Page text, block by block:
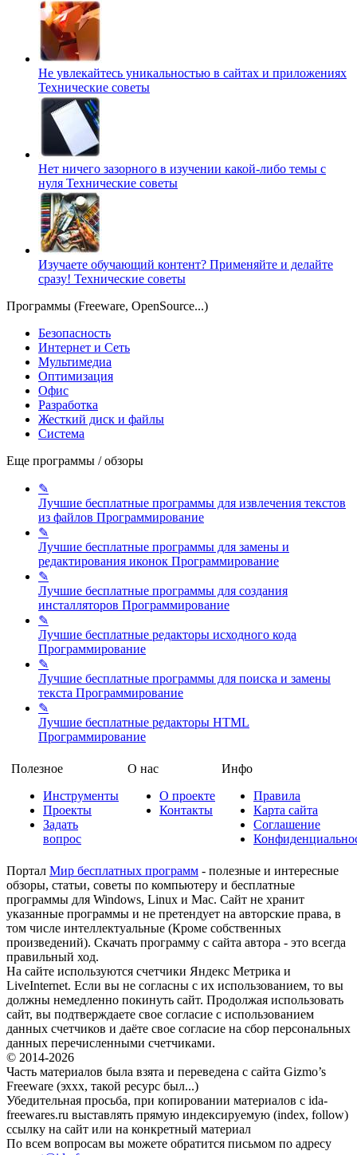
Не увлекайтесь уникальностью в сайтах и приложениях
Технические советы
Нет ничего зазорного в изучении какой-либо темы с
нуля Технические советы
Изучаете обучающий контент? Применяйте и делайте
сразу! Технические советы
Программы (Freeware, OpenSource...)
Безопасность
Интернет и Сеть
Мультимедиа
Оптимизация
Офис
Разработка
Жесткий диск и файлы
Система
Еще программы / обзоры
✎
Лучшие бесплатные программы для извлечения текстов
из файлов Программирование
✎
Лучшие бесплатные программы для замены и
редактирования иконок Программирование
✎
Лучшие бесплатные программы для создания
инсталляторов Программирование
✎
Лучшие бесплатные редакторы исходного кода
Программирование
✎
Лучшие бесплатные программы для поиска и замены
текста Программирование
✎
Лучшие бесплатные редакторы HTML
Программирование
Полезное
Инструменты
Проекты
Задать
вопрос
О нас
О проекте
Контакты
Инфо
Правила
Карта сайта
Соглашение
Портал Мир бесплатных программ - полезные и интересные
обзоры, статьи, советы по компьютеру и бесплатные
программы для Windows, Linux и Mac. Сайт не хранит
указанные программы и не претендует на авторские права, в
том числе интеллектуальные (Кроме собственных
произведений). Скачать программу с сайта автора - это всегда
правильный ход.
На сайте используются счетчики Яндекс Метрика и
LiveInternet. Если вы не согласны с их использованием, то вы
должны немедленно покинуть сайт. Продолжая использовать
сайт, вы подтверждаете свое согласие с использованием
данных счетчиков и даёте свое согласие на сбор персональных
данных перечисленными счетчиками.
© 2014-2026
Часть материалов была взята и переведена с сайта Gizmo’s
Freeware (эххх, такой ресурс был...)
Убедительная просьба, при копировании материалов с ida-
freewares.ru выставлять прямую индексируемую (index, follow)
ссылку на сайт или на конкретный материал
По всем вопросам вы можете обратится письмом по адресу